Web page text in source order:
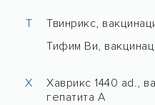
Т
Твинрикс,
Тифим Ви,
Х
Хаврикс 1440 ad.,
гепатита А